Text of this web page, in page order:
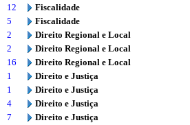
12
Fiscalidade
5
Fiscalidade
2
Direito Regional e Local
2
Direito Regional e Local
16
Direito Regional e Local
1
Direito e Justiça
1
Direito e Justiça
4
Direito e Justiça
7
Direito e Justiça